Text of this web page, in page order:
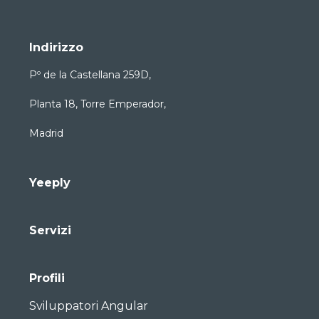
Indirizzo
Pº de la Castellana 259D,
Planta 18, Torre Emperador,
Madrid
Yeeply
Servizi
Profili
Sviluppatori Angular